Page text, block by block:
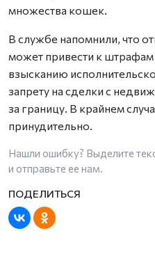
множества кошек.
В службе напомнили, что
может привести к
взысканию
запрету на сделки с
за границу. В крайнем
принудительно.
Нашли ошибку? Выделите
и отправьте ее нам.